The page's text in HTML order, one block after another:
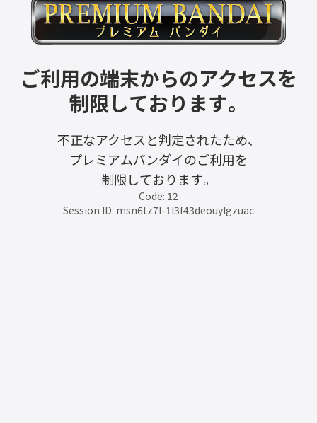
ご利用の端末からのアクセスを
制限しております。
不正なアクセスと判定されたため、
プレミアムバンダイのご利用を
制限しております。
Code: 12
Session ID: msn6tz7l-1l3f43deouylgzuac